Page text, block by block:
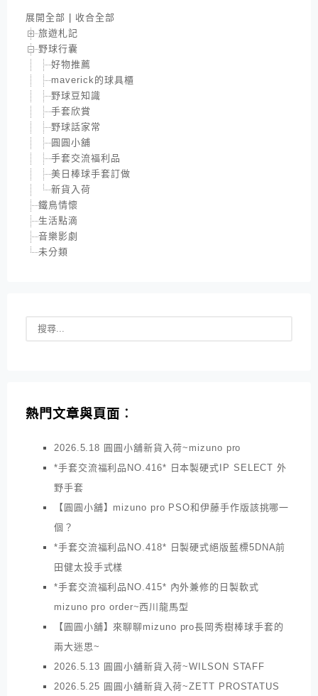
展開全部
收合全部
旅遊札記
野球行囊
好物推薦
maverick的球具櫃
野球豆知識
手套欣賞
野球話家常
圓圓小舖
手套交流福利品
美日棒球手套訂做
新貨入荷
鐵鳥情懷
生活點滴
音樂影劇
未分類
熱門文章與頁面︰
2026.5.18 圓圓小舖新貨入荷~mizuno pro
*手套交流福利品NO.416* 日本製硬式IP SELECT 外
野手套
【圓圓小舖】mizuno pro PSO和伊藤手作版該挑哪一
個？
*手套交流福利品NO.418* 日製硬式絕版藍標5DNA前
田健太投手式樣
*手套交流福利品NO.415* 內外兼修的日製軟式
mizuno pro order~西川龍馬型
【圓圓小舖】來聊聊mizuno pro長岡秀樹棒球手套的
兩大迷思~
2026.5.13 圓圓小舖新貨入荷~WILSON STAFF
2026.5.25 圓圓小舖新貨入荷~ZETT PROSTATUS